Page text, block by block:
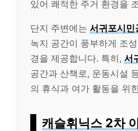
있어 쾌적한 주거 환경을
단지 주변에는 서귀포시민
녹지 공간이 풍부하게 조
경을 제공합니다. 특히, 서
공간과 산책로, 운동시설
의 휴식과 여가 활동을 위
캐슬휘닉스 2차